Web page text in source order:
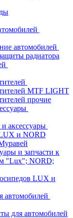
автомобилей
радиатора
MTF LIGHT
прочие
аксессуары
и NORD
и запчасти к
"Lux"; NORD;
LUX и
автомобилей
для автомобилей